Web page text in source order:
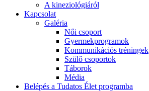
A kineziológiáról
Kapcsolat
Galéria
Női csoport
Gyermekprogramok
Kommunikációs tréningek
Szülő csoportok
Táborok
Média
Belépés a Tudatos Élet programba